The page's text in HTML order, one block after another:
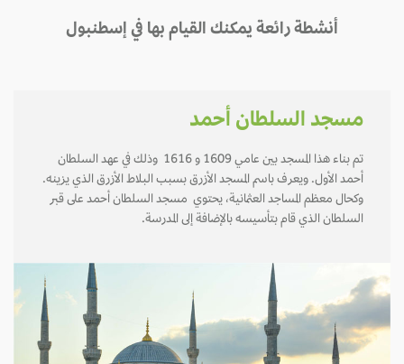
أنشطة رائعة يمكنك القيام بها في إسطنبول
مسجد السلطان أحمد
تم بناء هذا المسجد بين عامي 1609 و 1616 وذلك في عهد السلطان
أحمد الأول. ويعرف باسم المسجد الأزرق بسبب البلاط الأزرق الذي يزينه.
وكحال معظم المساجد العثمانية، يحتوي مسجد السلطان أحمد على قبر
السلطان الذي قام بتأسيسه بالإضافة إلى المدرسة.